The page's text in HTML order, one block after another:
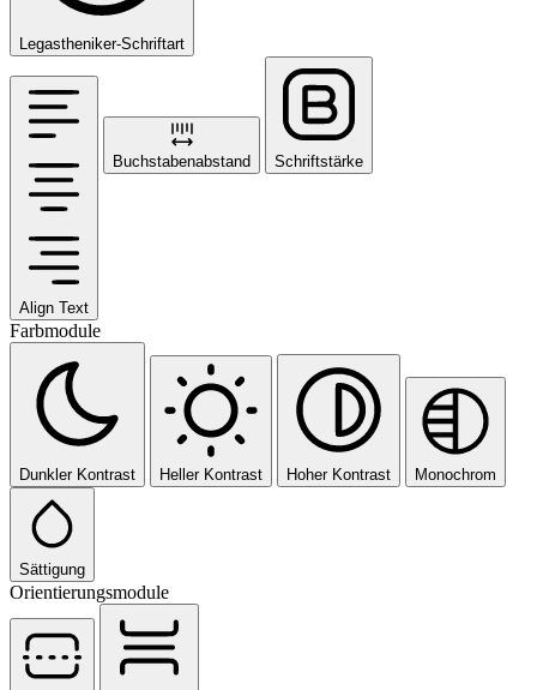
Legastheniker-Schriftart
Align Text
Buchstabenabstand Schriftstärke
Farbmodule
Dunkler Kontrast Heller Kontrast Hoher Kontrast Monochrom
Sättigung
Orientierungsmodule